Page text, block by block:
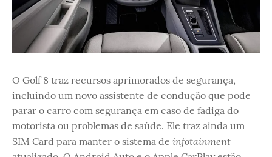
O Golf 8 traz recursos aprimorados de segurança,
incluindo um novo assistente de condução que pode
parar o carro com segurança em caso de fadiga do
motorista ou problemas de saúde. Ele traz ainda um
SIM Card para manter o sistema de infotainment